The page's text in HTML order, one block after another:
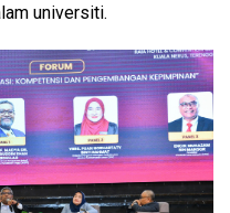
universiti.